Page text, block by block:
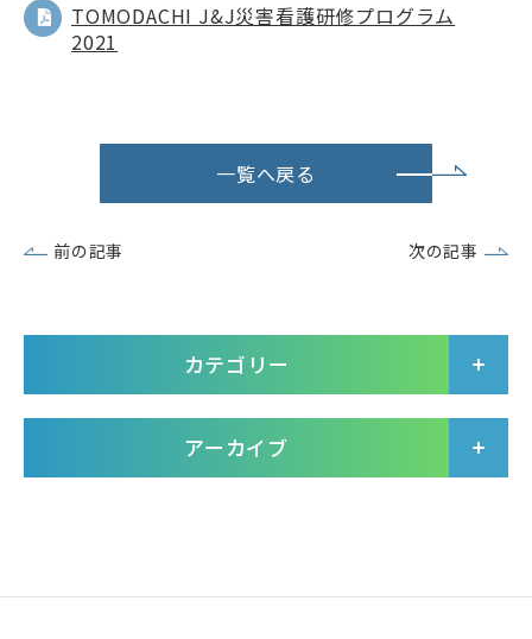
TOMODACHI J&J災害看護研修プログラム
2021
前の記事
一覧へ戻る
次の記事
カテゴリー
アーカイブ